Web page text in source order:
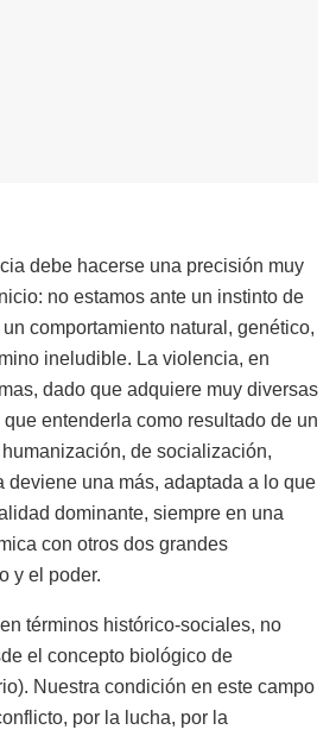
debe hacerse una precisión muy
no estamos ante un instinto de
comportamiento natural, genético,
ineludible. La violencia, en
dado que adquiere muy diversas
entenderla como resultado de un
de socialización,
deviene una más, adaptada a lo que
dominante, siempre en una
con otros dos grandes
y el poder.
términos histórico-sociales, no
el concepto biológico de
Nuestra condición en este campo
por la lucha, por la